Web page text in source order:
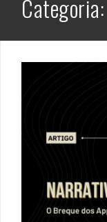
Categoria: